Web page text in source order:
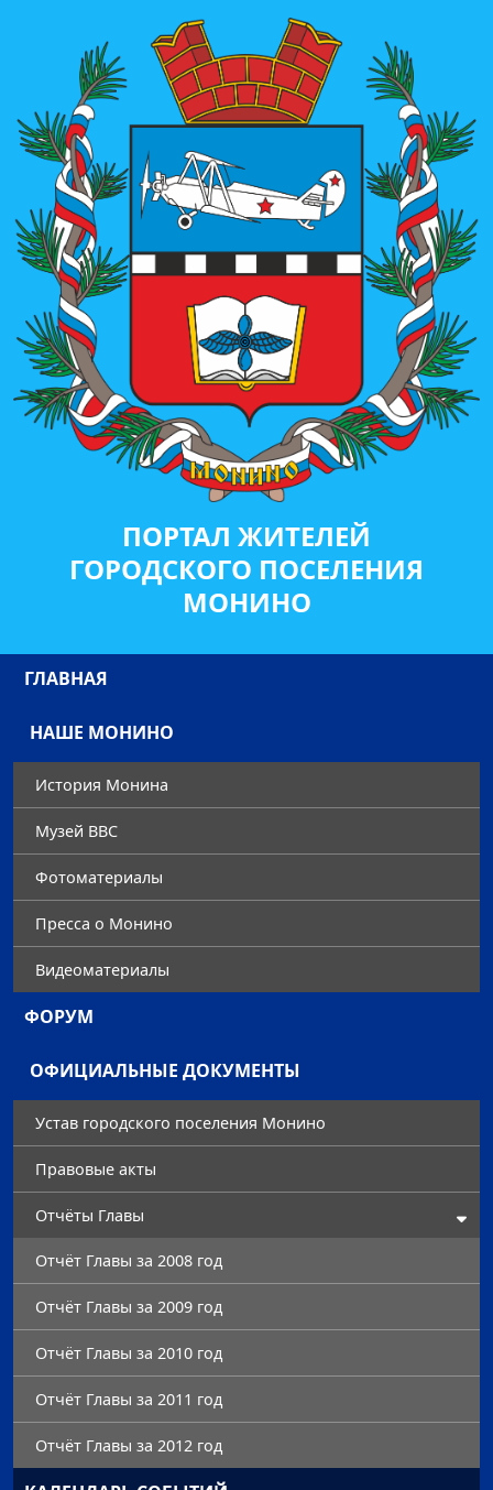
ПОРТАЛ ЖИТЕЛЕЙ
ГОРОДСКОГО ПОСЕЛЕНИЯ
МОНИНО
ГЛАВНАЯ
НАШЕ МОНИНО
История Монина
Музей ВВС
Фотоматериалы
Преccа о Монино
Видеоматериалы
ФОРУМ
ОФИЦИАЛЬНЫЕ ДОКУМЕНТЫ
Устав городского поселения Монино
Правовые акты
Отчёты Главы
Отчёт Главы за 2008 год
Отчёт Главы за 2009 год
Отчёт Главы за 2010 год
Отчёт Главы за 2011 год
Отчёт Главы за 2012 год